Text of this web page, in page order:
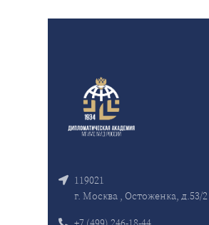
119021
г. Москва , Остоженка, д.53/2